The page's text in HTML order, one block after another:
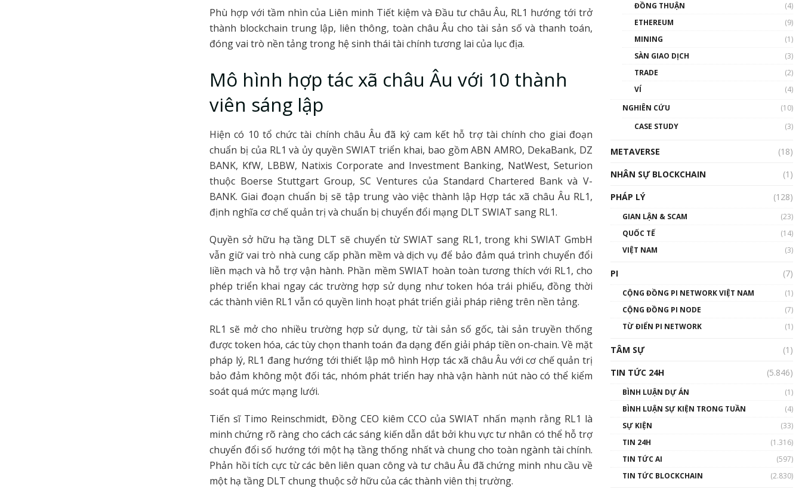
Phù hợp với tầm nhìn của Liên minh Tiết kiệm và Đầu tư châu Âu, RL1 hướng tới trở
thành blockchain trung lập, liên thông, toàn châu Âu cho tài sản số và thanh toán,
đóng vai trò nền tảng trong hệ sinh thái tài chính tương lai của lục địa.
Mô hình hợp tác xã châu Âu với 10 thành
viên sáng lập
Hiện có 10 tổ chức tài chính châu Âu đã ký cam kết hỗ trợ tài chính cho giai đoạn
chuẩn bị của RL1 và ủy quyền SWIAT triển khai, bao gồm ABN AMRO, DekaBank, DZ
BANK, KfW, LBBW, Natixis Corporate and Investment Banking, NatWest, Seturion
thuộc Boerse Stuttgart Group, SC Ventures của Standard Chartered Bank và V-
BANK. Giai đoạn chuẩn bị sẽ tập trung vào việc thành lập Hợp tác xã châu Âu RL1,
định nghĩa cơ chế quản trị và chuẩn bị chuyển đổi mạng DLT SWIAT sang RL1.
Quyền sở hữu hạ tầng DLT sẽ chuyển từ SWIAT sang RL1, trong khi SWIAT GmbH
vẫn giữ vai trò nhà cung cấp phần mềm và dịch vụ để bảo đảm quá trình chuyển đổi
liền mạch và hỗ trợ vận hành. Phần mềm SWIAT hoàn toàn tương thích với RL1, cho
phép triển khai ngay các trường hợp sử dụng như token hóa trái phiếu, đồng thời
các thành viên RL1 vẫn có quyền linh hoạt phát triển giải pháp riêng trên nền tảng.
RL1 sẽ mở cho nhiều trường hợp sử dụng, từ tài sản số gốc, tài sản truyền thống
được token hóa, các tùy chọn thanh toán đa dạng đến giải pháp tiền on-chain. Về mặt
pháp lý, RL1 đang hướng tới thiết lập mô hình Hợp tác xã châu Âu với cơ chế quản trị
bảo đảm không một đối tác, nhóm phát triển hay nhà vận hành nút nào có thể kiểm
soát quá mức mạng lưới.
Tiến sĩ Timo Reinschmidt, Đồng CEO kiêm CCO của SWIAT nhấn mạnh rằng RL1 là
minh chứng rõ ràng cho cách các sáng kiến dẫn dắt bởi khu vực tư nhân có thể hỗ trợ
chuyển đổi số hướng tới một hạ tầng thống nhất và chung cho toàn ngành tài chính.
Phản hồi tích cực từ các bên liên quan công và tư châu Âu đã chứng minh nhu cầu về
một hạ tầng DLT chung thuộc sở hữu của các thành viên thị trường.
Blockchain đang được ứng
01:34:46
01:32:59
Talkshow17: Mùa đông
Crypto – Chiếc khăn gió ấm
01:49:30
Talkshow 14: MemeCoin –
ĐỒNG THUẬN
(4)
ETHEREUM
(9)
MINING
(1)
SÀN GIAO DỊCH
(3)
TRADE
(2)
VÍ
(4)
NGHIÊN CỨU
(10)
CASE STUDY
(3)
METAVERSE
(18)
NHÂN SỰ BLOCKCHAIN
(1)
PHÁP LÝ
(128)
GIAN LẬN & SCAM
(23)
QUỐC TẾ
(14)
VIỆT NAM
(3)
PI (7)
CỘNG ĐỒNG PI NETWORK VIỆT NAM
(1)
CỘNG ĐỒNG PI NODE
(7)
TỪ ĐIỂN PI NETWORK
(1)
TÂM SỰ
(1)
TIN TỨC 24H
(5.846)
BÌNH LUẬN DỰ ÁN
(1)
BÌNH LUẬN SỰ KIỆN TRONG TUẦN
(4)
SỰ KIỆN
(33)
TIN 24H
(1.316)
TIN TỨC AI
(597)
TIN TỨC BLOCKCHAIN
(2.830)